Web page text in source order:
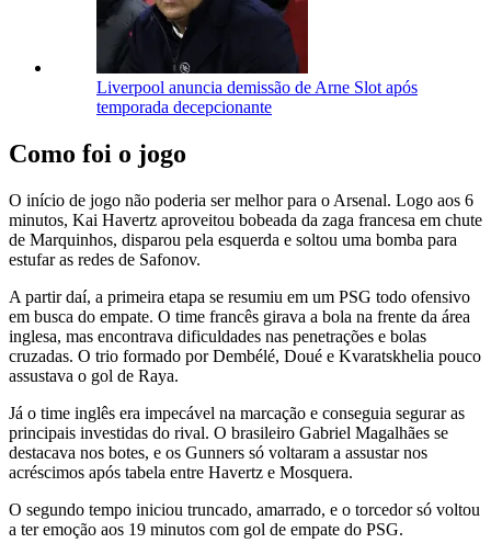
Liverpool anuncia demissão de Arne Slot após
temporada decepcionante
Como foi o jogo
O início de jogo não poderia ser melhor para o Arsenal. Logo aos 6
minutos, Kai Havertz aproveitou bobeada da zaga francesa em chute
de Marquinhos, disparou pela esquerda e soltou uma bomba para
estufar as redes de Safonov.
A partir daí, a primeira etapa se resumiu em um PSG todo ofensivo
em busca do empate. O time francês girava a bola na frente da área
inglesa, mas encontrava dificuldades nas penetrações e bolas
cruzadas. O trio formado por Dembélé, Doué e Kvaratskhelia pouco
assustava o gol de Raya.
Já o time inglês era impecável na marcação e conseguia segurar as
principais investidas do rival. O brasileiro Gabriel Magalhães se
destacava nos botes, e os Gunners só voltaram a assustar nos
acréscimos após tabela entre Havertz e Mosquera.
O segundo tempo iniciou truncado, amarrado, e o torcedor só voltou
a ter emoção aos 19 minutos com gol de empate do PSG.